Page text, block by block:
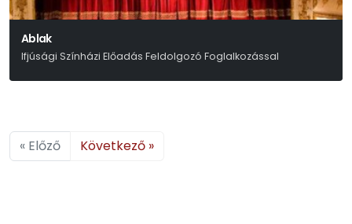
Ablak
Ifjúsági Színházi Előadás Feldolgozó Foglalkozással
« Előző Következő »